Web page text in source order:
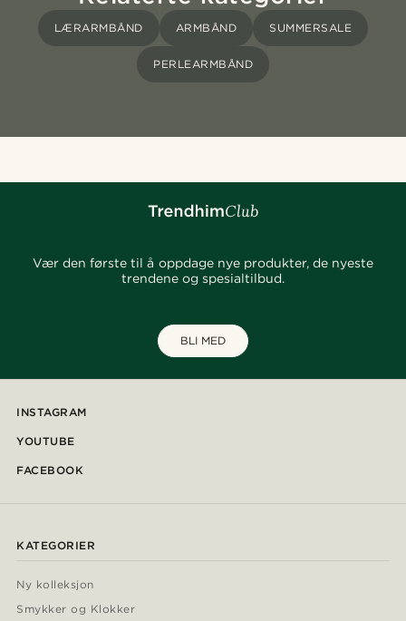
LÆRARMBÅND ARMBÅND SUMMERSALE
PERLEARMBÅND
Vær den første til å oppdage nye produkter, de nyeste
trendene og spesialtilbud.
BLI MED
INSTAGRAM
YOUTUBE
FACEBOOK
KATEGORIER
Ny kolleksjon
Smykker og Klokker